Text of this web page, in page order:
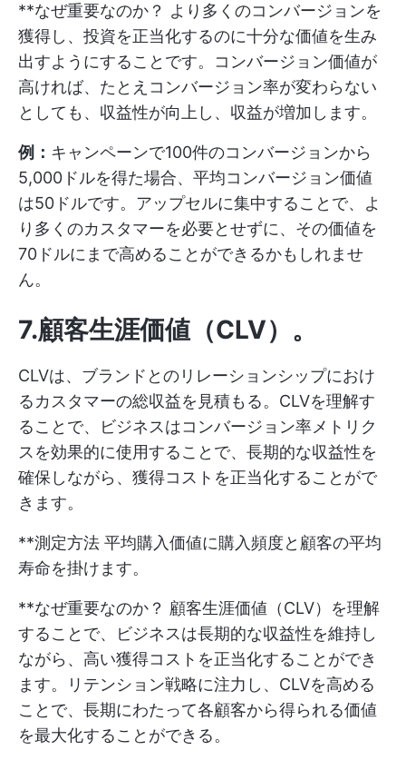
**なぜ重要なのか？ より多くのコンバージョンを
獲得し、投資を正当化するのに十分な価値を生み
出すようにすることです。コンバージョン価値が
高ければ、たとえコンバージョン率が変わらない
としても、収益性が向上し、収益が増加します。
例： キャンペーンで100件のコンバージョンから
5,000ドルを得た場合、平均コンバージョン価値
は50ドルです。アップセルに集中することで、よ
り多くのカスタマーを必要とせずに、その価値を
70ドルにまで高めることができるかもしれませ
ん。
7.顧客生涯価値（CLV） 。
CLVは、ブランドとのリレーションシップにおけ
るカスタマーの総収益を見積もる。CLVを理解す
ることで、ビジネスはコンバージョン率メトリク
スを効果的に使用することで、長期的な収益性を
確保しながら、獲得コストを正当化することがで
きます。
**測定方法 平均購入価値に購入頻度と顧客の平均
寿命を掛けます。
**なぜ重要なのか？ 顧客生涯価値（CLV）を理解
することで、ビジネスは長期的な収益性を維持し
ながら、高い獲得コストを正当化することができ
ます。リテンション戦略に注力し、CLVを高める
ことで、長期にわたって各顧客から得られる価値
を最大化することができる。